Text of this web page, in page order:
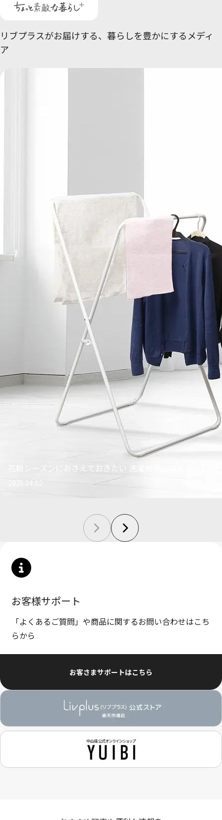
リブプラスがお届けする、 暮らしを豊かにするメディ
ア
花粉シーズンにおさえておきたい 洗濯物干しのポイント
2025.04.02
お客様サポート
「よくあるご質問」や商品に関するお問い合わせはこち
らから
お客さまサポートはこちら